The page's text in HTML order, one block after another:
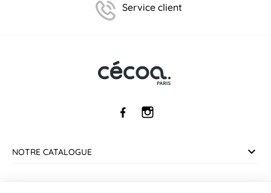
Service client
NOTRE CATALOGUE